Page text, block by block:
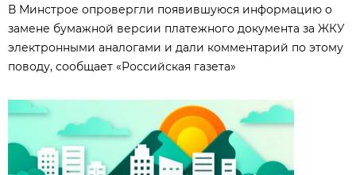
В Минстрое опровергли появившуюся информацию о
замене бумажной версии платежного документа за ЖКУ
электронными аналогами и дали комментарий по этому
поводу, сообщает «Российская газета»